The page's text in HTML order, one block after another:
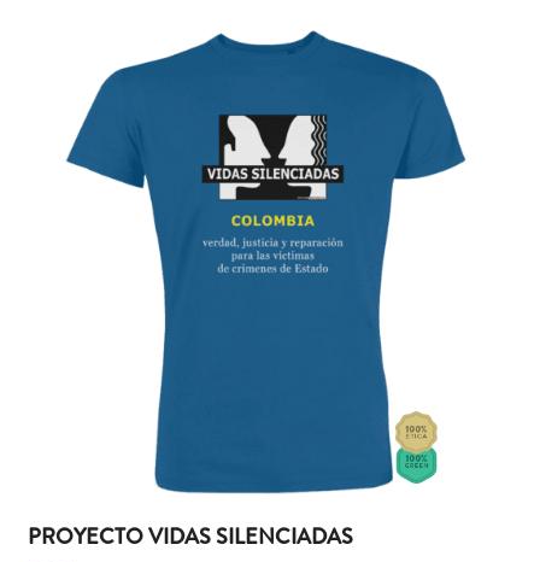
PROYECTO VIDAS SILENCIADAS